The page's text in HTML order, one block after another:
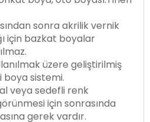
sonra akrilik vernik
için bazkat boyalar
üzere geliştirilmiş
boya sistemi.
veya sedefli renk
için sonrasında
gerek vardır.